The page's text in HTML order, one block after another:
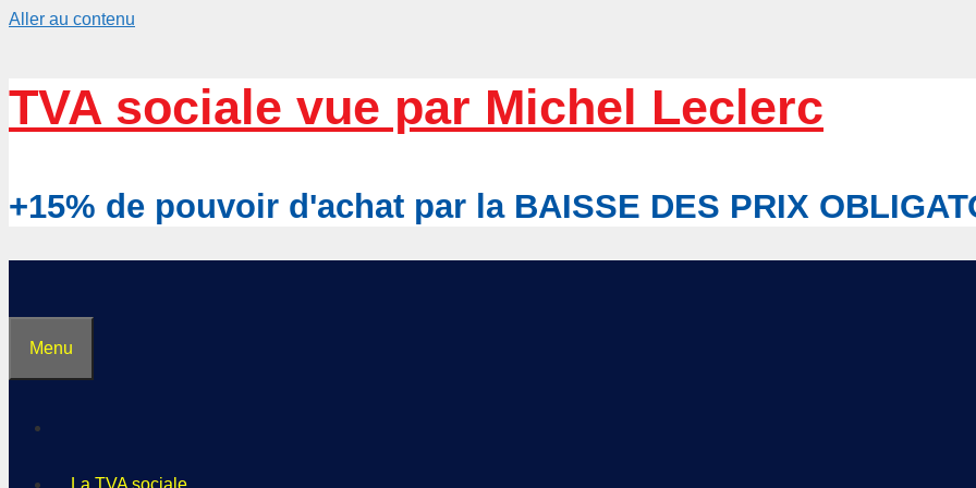
Aller au contenu
TVA sociale vue par Michel Leclerc
+15% de pouvoir d'achat par la BAISSE DES PRIX
Menu
La TVA sociale